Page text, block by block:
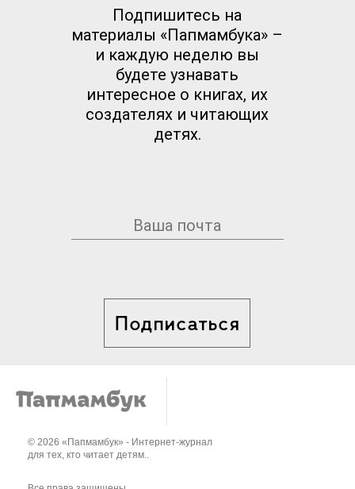
Подпишитесь на
материалы «Папмамбука» –
и каждую неделю вы
будете узнавать
интересное о книгах, их
создателях и читающих
детях.
Подписаться
© 2026 «Папмамбук» - Интернет-журнал
для тех, кто читает детям..